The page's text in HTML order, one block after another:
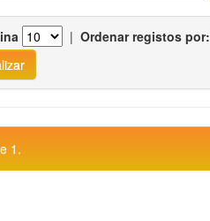
| Ordenar registos por:
1.